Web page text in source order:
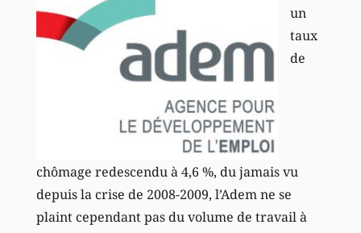
un
taux
de
chômage redescendu à 4,6 %, du jamais vu
depuis la crise de 2008-2009, l’Adem ne se
plaint cependant pas du volume de travail à